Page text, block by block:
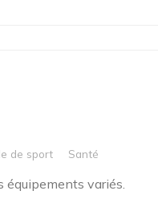
de sport Santé
équipements variés.